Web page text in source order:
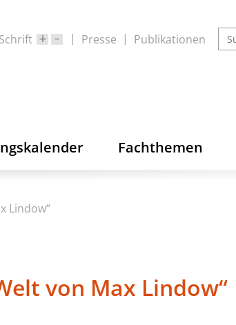
Schrift Presse Publikationen
Fachthemen
Lindow“
von Max Lindow“